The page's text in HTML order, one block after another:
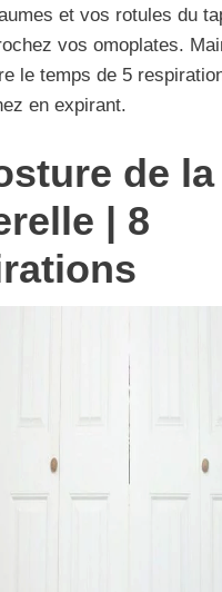
et vos rotules du
vos omoplates.
le temps de 5
en expirant.
de la
| 8